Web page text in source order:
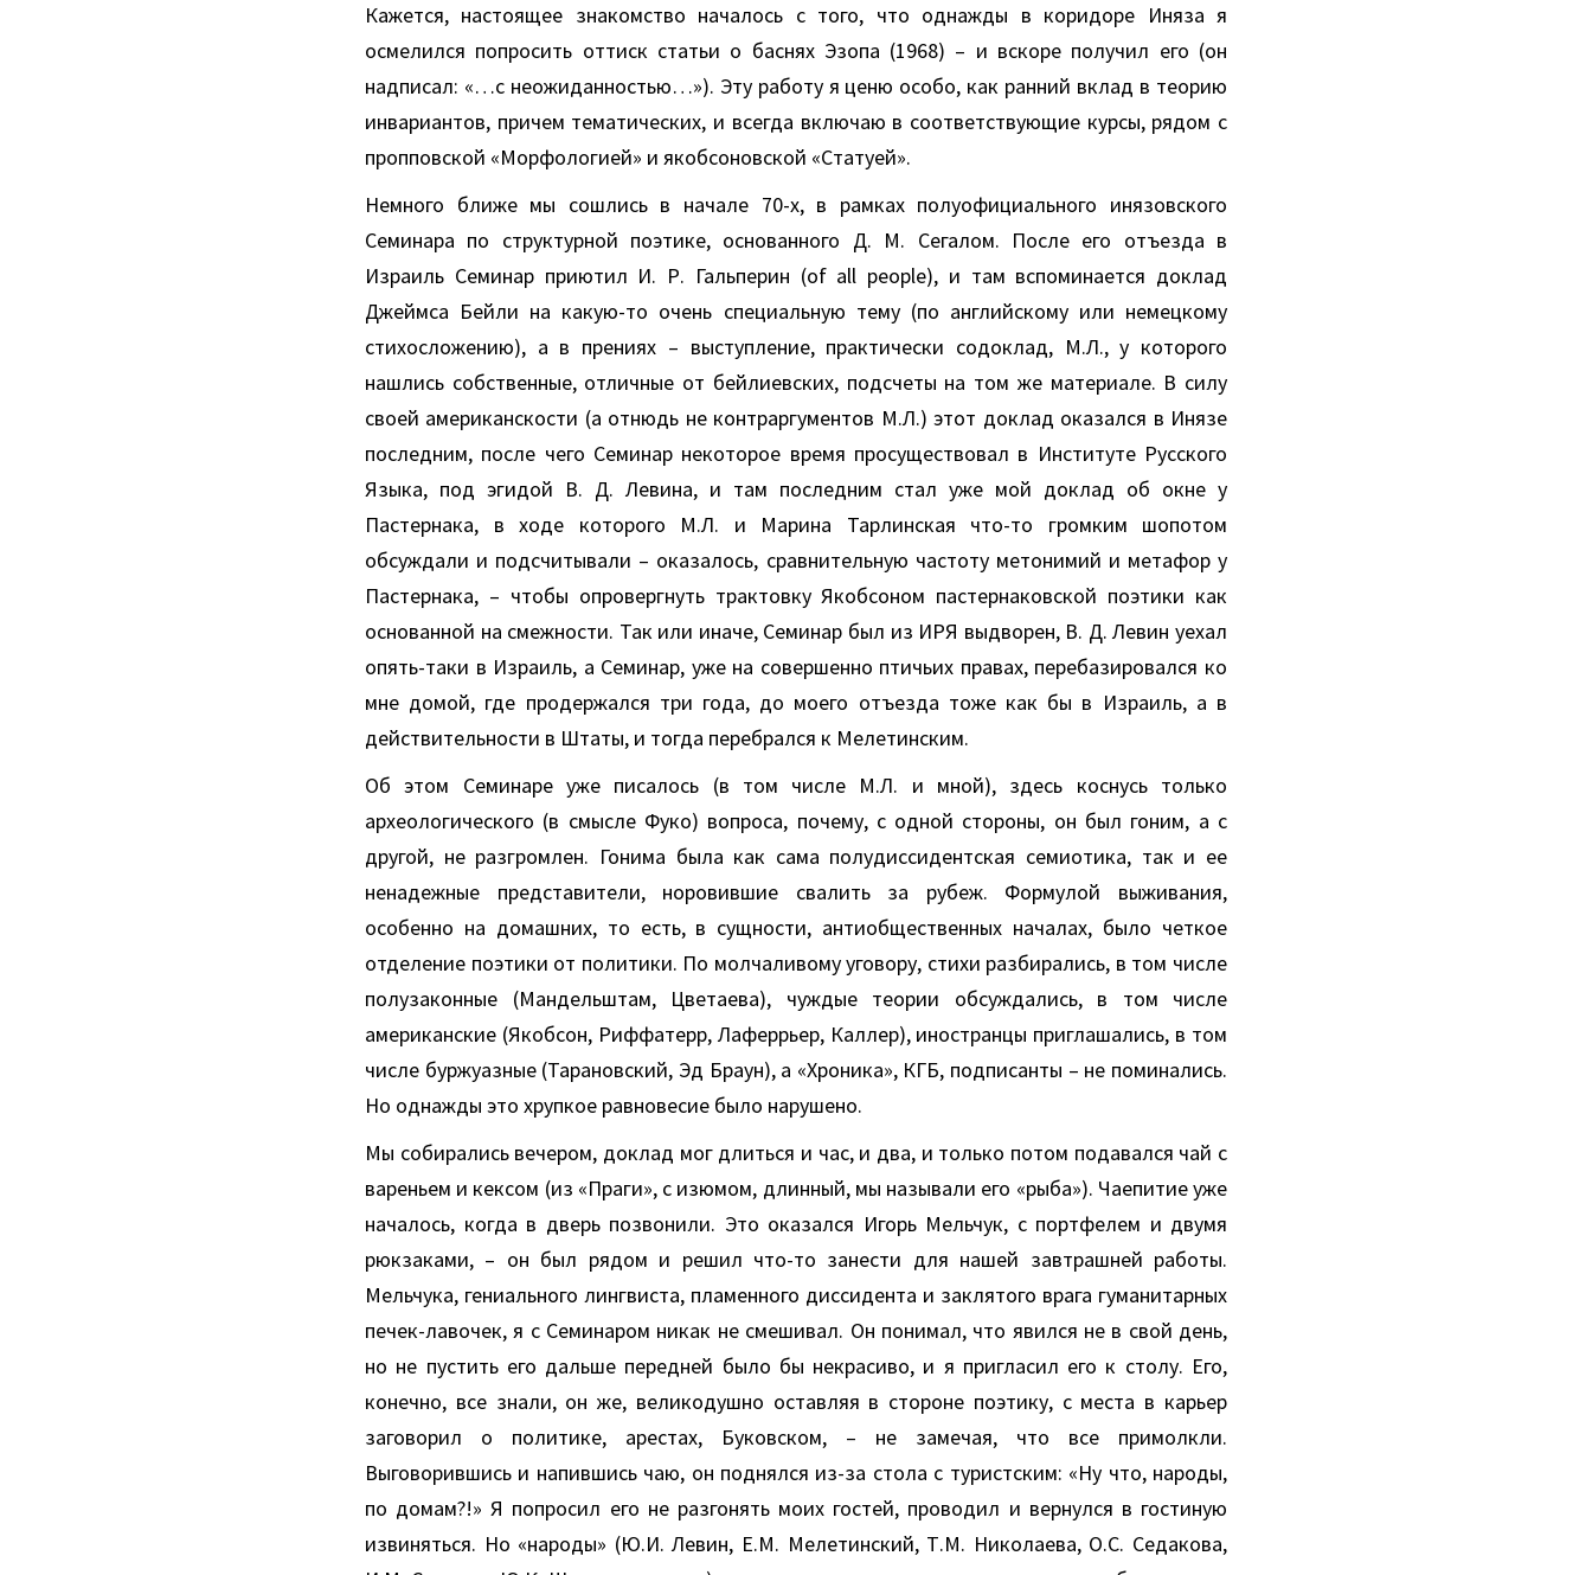
Кажется, настоящее знакомство началось с того, что однажды в коридоре Иняза я
осмелился попросить оттиск статьи о баснях Эзопа (1968) – и вскоре получил его (он
надписал: «…с неожиданностью…»). Эту работу я ценю особо, как ранний вклад в теорию
инвариантов, причем тематических, и всегда включаю в соответствующие курсы, рядом с
пропповской «Морфологией» и якобсоновской «Статуей».
Немного ближе мы сошлись в начале 70-х, в рамках полуофициального инязовского
Семинара по структурной поэтике, основанного Д. М. Сегалом. После его отъезда в
Израиль Семинар приютил И. Р. Гальперин (of all people), и там вспоминается доклад
Джеймса Бейли на какую-то очень специальную тему (по английскому или немецкому
стихосложению), а в прениях – выступление, практически содоклад, М.Л., у которого
нашлись собственные, отличные от бейлиевских, подсчеты на том же материале. В силу
своей американскости (а отнюдь не контраргументов М.Л.) этот доклад оказался в Инязе
последним, после чего Семинар некоторое время просуществовал в Институте Русского
Языка, под эгидой В. Д. Левина, и там последним стал уже мой доклад об окне у
Пастернака, в ходе которого М.Л. и Марина Тарлинская что-то громким шопотом
обсуждали и подсчитывали – оказалось, сравнительную частоту метонимий и метафор у
Пастернака, – чтобы опровергнуть трактовку Якобсоном пастернаковской поэтики как
основанной на смежности. Так или иначе, Семинар был из ИРЯ выдворен, В. Д. Левин уехал
опять-таки в Израиль, а Семинар, уже на совершенно птичьих правах, перебазировался ко
мне домой, где продержался три года, до моего отъезда тоже как бы в Израиль, а в
действительности в Штаты, и тогда перебрался к Мелетинским.
Об этом Семинаре уже писалось (в том числе М.Л. и мной), здесь коснусь только
археологического (в смысле Фуко) вопроса, почему, с одной стороны, он был гоним, а с
другой, не разгромлен. Гонима была как сама полудиссидентская семиотика, так и ее
ненадежные представители, норовившие свалить за рубеж. Формулой выживания,
особенно на домашних, то есть, в сущности, антиобщественных началах, было четкое
отделение поэтики от политики. По молчаливому уговору, стихи разбирались, в том числе
полузаконные (Мандельштам, Цветаева), чуждые теории обсуждались, в том числе
американские (Якобсон, Риффатерр, Лаферрьер, Каллер), иностранцы приглашались, в том
числе буржуазные (Тарановский, Эд Браун), а «Хроника», КГБ, подписанты – не поминались.
Но однажды это хрупкое равновесие было нарушено.
Мы собирались вечером, доклад мог длиться и час, и два, и только потом подавался чай с
вареньем и кексом (из «Праги», с изюмом, длинный, мы называли его «рыба»). Чаепитие уже
началось, когда в дверь позвонили. Это оказался Игорь Мельчук, с портфелем и двумя
рюкзаками, – он был рядом и решил что-то занести для нашей завтрашней работы.
Мельчука, гениального лингвиста, пламенного диссидента и заклятого врага гуманитарных
печек-лавочек, я с Семинаром никак не смешивал. Он понимал, что явился не в свой день,
но не пустить его дальше передней было бы некрасиво, и я пригласил его к столу. Его,
конечно, все знали, он же, великодушно оставляя в стороне поэтику, с места в карьер
заговорил о политике, арестах, Буковском, – не замечая, что все примолкли.
Выговорившись и напившись чаю, он поднялся из-за стола с туристским: «Ну что, народы,
по домам?!» Я попросил его не разгонять моих гостей, проводил и вернулся в гостиную
извиняться. Но «народы» (Ю.И. Левин, Е.М. Мелетинский, Т.М. Николаева, О.С. Седакова,